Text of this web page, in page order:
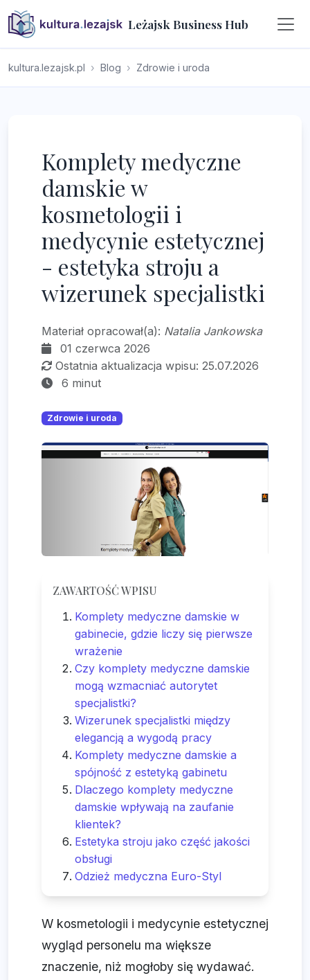
Leżajsk Business Hub
kultura.lezajsk.pl Blog Zdrowie i uroda
Komplety medyczne
damskie w
kosmetologii i
medycynie estetycznej
- estetyka stroju a
wizerunek specjalistki
Materiał opracował(a): Natalia Jankowska
01 czerwca 2026
Ostatnia aktualizacja wpisu: 25.07.2026
6 minut
Zdrowie i uroda
ZAWARTOŚĆ WPISU
Komplety medyczne damskie w
gabinecie, gdzie liczy się pierwsze
wrażenie
Czy komplety medyczne damskie
mogą wzmacniać autorytet
specjalistki?
Wizerunek specjalistki między
elegancją a wygodą pracy
Komplety medyczne damskie a
spójność z estetyką gabinetu
Dlaczego komplety medyczne
damskie wpływają na zaufanie
klientek?
Estetyka stroju jako część jakości
obsługi
Odzież medyczna Euro-Styl
W kosmetologii i medycynie estetycznej
wygląd personelu ma większe
znaczenie, niż mogłoby się wydawać.